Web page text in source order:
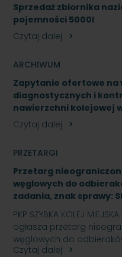
Sprzedaż zbiornika
pojemności 5000l
Czytaj dalej
ARCHIWUM
Zapytanie ofertowe na
diagnostycznych i
nawierzchni kolejowej
Czytaj dalej
PRZETARGI
Przetarg
węglowych do
zadania, znak sprawy:
PKP SZYBKA KOLEJ
ogłasza przetarg
węglowych do
Czytaj dalej